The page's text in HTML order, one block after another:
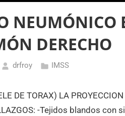
NEUMÓNICO
DERECHO
drfroy IMSS
DE TORAX) LA
-Tejidos blandos